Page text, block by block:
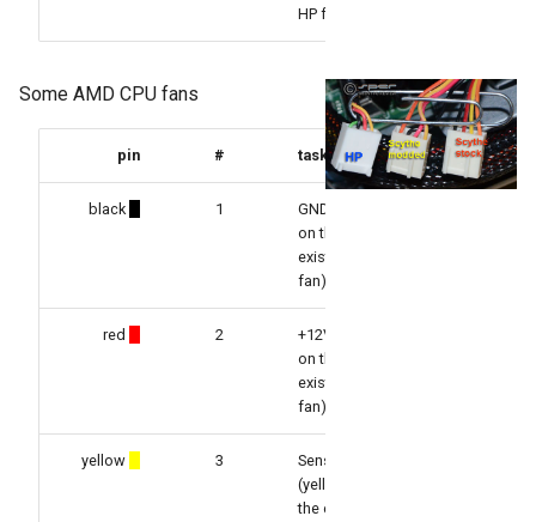
HP fan)
Some AMD CPU fans
pin # task
black 1
GND (black
on the
existing HP
fan)
red 2
+12V (red
on the
existing HP
fan)
yellow 3
Sensor
(yellow on
the existing